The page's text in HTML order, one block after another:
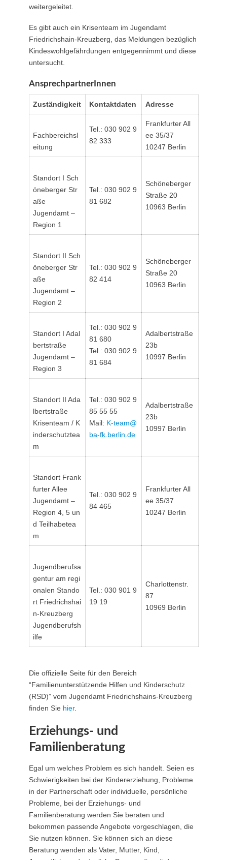
weitergeleitet.
Es gibt auch ein Krisenteam im Jugendamt
Friedrichshain-Kreuzberg, das Meldungen bezüglich
Kindeswohlgefährdungen entgegennimmt und diese
untersucht.
AnsprechpartnerInnen
Zuständigkeit Kontaktdaten Adresse
Fachbereichsl
eitung
Tel.: 030 902 9
82 333
Frankfurter All
ee 35/37
10247 Berlin
Standort I Sch
öneberger Str
aße
Jugendamt –
Region 1
Tel.: 030 902 9
81 682
Schöneberger
Straße 20
10963 Berlin
Standort II Sch
öneberger Str
aße
Jugendamt –
Region 2
Tel.: 030 902 9
82 414
Schöneberger
Straße 20
10963 Berlin
Standort I Adal
bertstraße
Jugendamt –
Region 3
Tel.: 030 902 9
81 680
Tel.: 030 902 9
81 684
Adalbertstraße
23b
10997 Berlin
Standort II Ada
lbertstraße
Krisenteam / K
inderschutztea
m
Tel.: 030 902 9
85 55 55
Mail: K-team@
ba-fk.berlin.de
Adalbertstraße
23b
10997 Berlin
Standort Frank
furter Allee
Jugendamt –
Region 4, 5 un
d Teilhabetea
m
Tel.: 030 902 9
84 465
Frankfurter All
ee 35/37
10247 Berlin
Jugendberufsa
gentur am regi
onalen Stando
rt Friedrichshai
n-Kreuzberg
Jugendberufsh
ilfe
Tel.: 030 901 9
19 19
Charlottenstr.
87
10969 Berlin
Die offizielle Seite für den Bereich
“Familienunterstützende Hilfen und Kinderschutz
(RSD)” vom Jugendamt Friedrichshains-Kreuzberg
finden Sie hier.
Erziehungs- und
Familienberatung
Egal um welches Problem es sich handelt. Seien es
Schwierigkeiten bei der Kindererziehung, Probleme
in der Partnerschaft oder individuelle, persönliche
Probleme, bei der Erziehungs- und
Familienberatung werden Sie beraten und
bekommen passende Angebote vorgeschlagen, die
Sie nutzen können. Sie können sich an diese
Beratung wenden als Vater, Mutter, Kind,